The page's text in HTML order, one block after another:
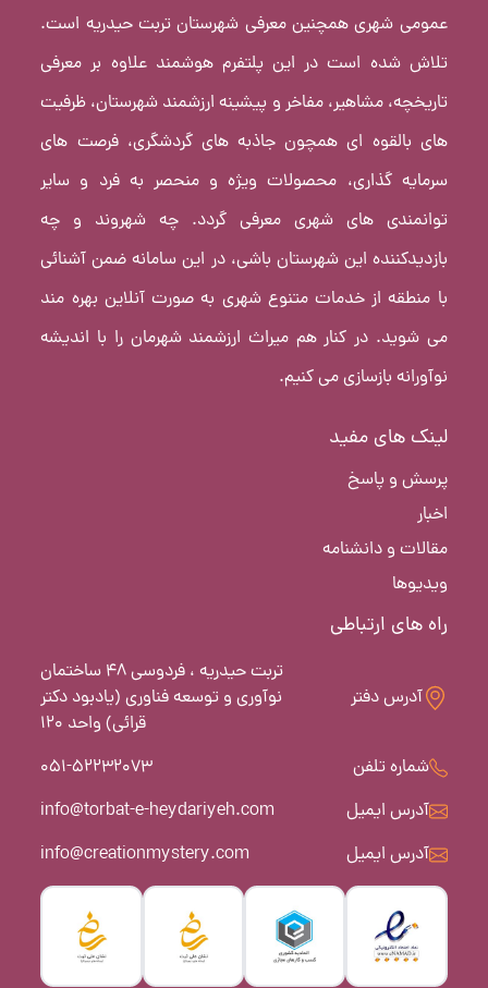
عمومی شهری همچنین معرفی شهرستان تربت حیدریه است.
تلاش شده است در این پلتفرم هوشمند علاوه بر معرفی
تاریخچه، مشاهیر، مفاخر و پیشینه ارزشمند شهرستان، ظرفیت
های بالقوه ای همچون جاذبه های گردشگری، فرصت های
سرمایه گذاری، محصولات ویژه و منحصر به فرد و سایر
توانمندی های شهری معرفی گردد. چه شهروند و چه
بازدیدکننده این شهرستان باشی، در این سامانه ضمن آشنائی
با منطقه از خدمات متنوع شهری به صورت آنلاین بهره مند
می شوید. در کنار هم میراث ارزشمند شهرمان را با اندیشه
نوآورانه بازسازی می کنیم.
لینک های مفید
پرسش و پاسخ
اخبار
مقالات و دانشنامه
ویدیوها
راه های ارتباطی
آدرس دفتر
تربت حیدریه ، فردوسی 48 ساختمان
نوآوری و توسعه فناوری (یادبود دکتر
قرائی) واحد 120
شماره تلفن
051-52232073
آدرس ایمیل
info@torbat-e-heydariyeh.com
آدرس ایمیل
info@creationmystery.com